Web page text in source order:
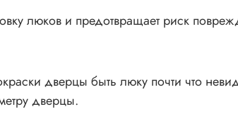
люков и предотвращает риск
дверцы быть люку почти что
дверцы.